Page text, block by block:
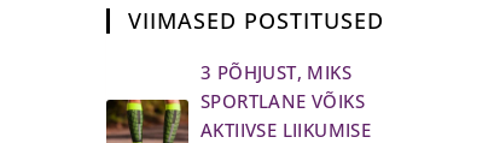
VIIMASED POSTITUSED
3 PÕHJUST, MIKS
SPORTLANE VÕIKS
AKTIIVSE LIIKUMISE